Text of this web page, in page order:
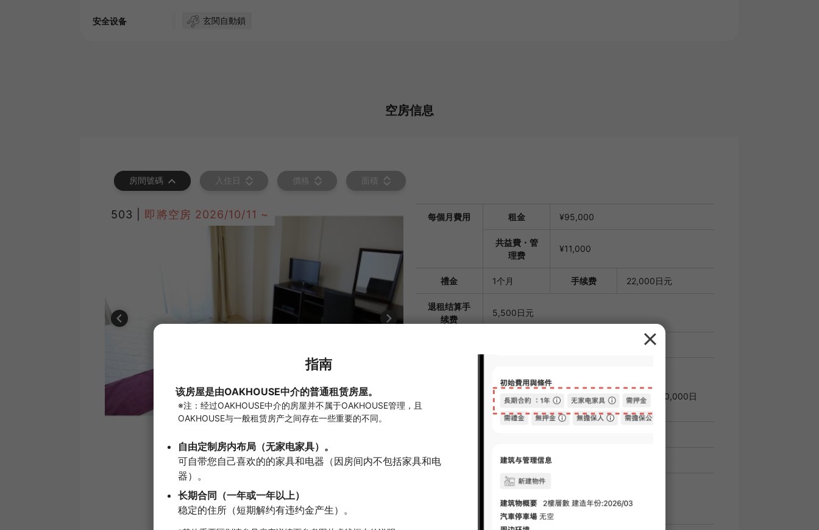
安全设备 玄関自動鎖
空房信息
房間號碼 入住日 價格 面積
503 | 即將空房 2026/10/11 ~
1/4
每個月費用 租金 ¥95,000
共益費・管
理费
¥11,000
禮金 1个月 手续费 22,000日元
退租结算手
续费
5,500日元
首次保证金：总租金的100%；续约时：每年20,000日
元
房间清洁费 55,000日元
¥527,000
※）根据每月第一天的合同日期估算。
※）担保公司相关费用不包含在内。